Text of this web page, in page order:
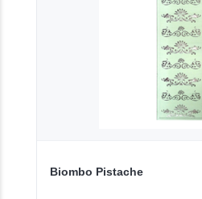
Biombo Pistache